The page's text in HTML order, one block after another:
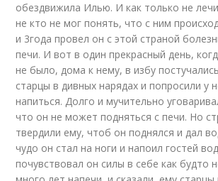
обездвижила Илью. И как только не
не кто не мог понять, что с ним
и 3года провел он с этой страной
печи. И вот в один прекрасный день,
не было, дома к нему, в избу
старцы в дивных нарядах и попросили у
напиться. Долго и мучительно
что он не может подняться с печи. Но
твердили ему, чтоб он поднялся и дал
чудо он стал на ноги и напоил гостей
почувствовал он силы в себе как будто